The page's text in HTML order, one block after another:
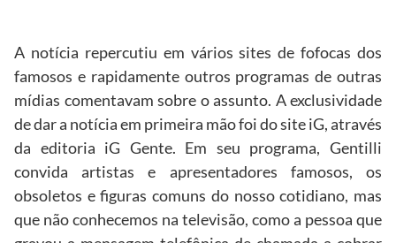
A notícia repercutiu em vários sites de fofocas dos
famosos e rapidamente outros programas de outras
mídias comentavam sobre o assunto. A exclusividade
de dar a notícia em primeira mão foi do site iG, através
da editoria iG Gente. Em seu programa, Gentilli
convida artistas e apresentadores famosos, os
obsoletos e figuras comuns do nosso cotidiano, mas
que não conhecemos na televisão, como a pessoa que